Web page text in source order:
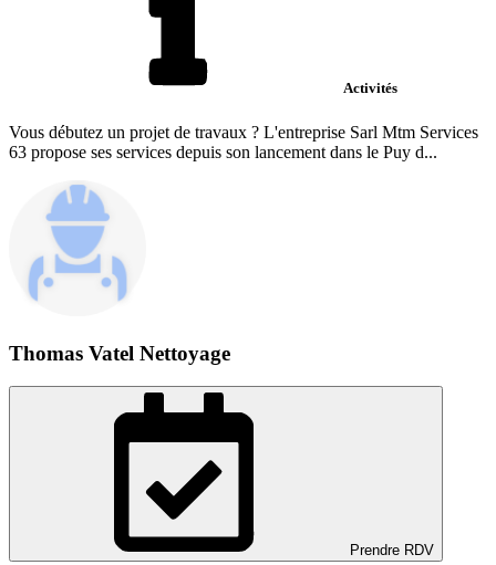
Activités
Vous débutez un projet de travaux ? L'entreprise Sarl Mtm Services
63 propose ses services depuis son lancement dans le Puy d...
Thomas Vatel Nettoyage
Prendre RDV